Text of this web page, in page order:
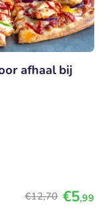
afhaal bij
€12,70 €5,99